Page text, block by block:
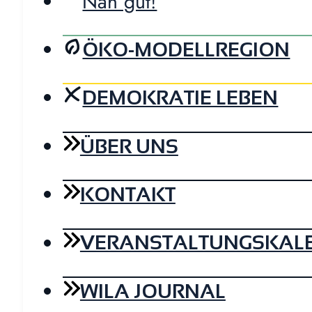
ÖKO-MODELLREGION
DEMOKRATIE LEBEN
ÜBER UNS
KONTAKT
WILA JOURNAL